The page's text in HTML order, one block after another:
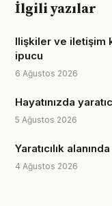
İlgili yazılar
Ilişkiler ve iletişim
ipucu
6 Ağustos 2026
Hayatınızda
5 Ağustos 2026
Yaratıcılık
4 Ağustos 2026